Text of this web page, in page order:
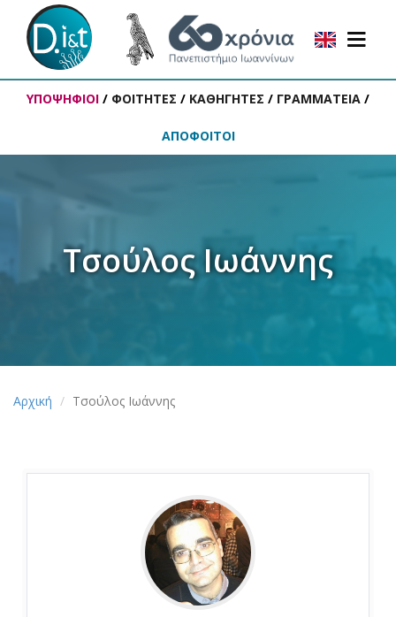
ΥΠΟΨΗΦΙΟΙ / ΦΟΙΤΗΤΕΣ / ΚΑΘΗΓΗΤΕΣ / ΓΡΑΜΜΑΤΕΙΑ /
ΑΠΟΦΟΙΤΟΙ
Τσούλος Ιωάννης
Αρχική Τσούλος Ιωάννης